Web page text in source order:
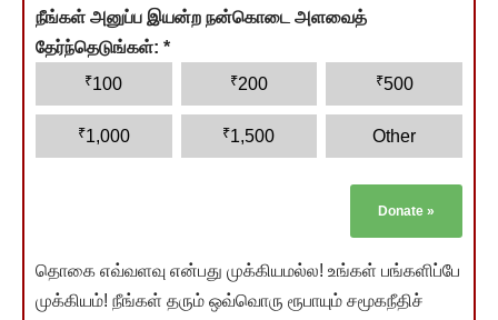
நீங்கள் அனுப்ப இயன்ற நன்கொடை அளவைத்
தேர்ந்தெடுங்கள்: *
₹100 ₹200 ₹500
₹1,000 ₹1,500 Other
Donate »
தொகை எவ்வளவு என்பது முக்கியமல்ல! உங்கள் பங்களிப்பே
முக்கியம்! நீங்கள் தரும் ஒவ்வொரு ரூபாயும் சமூகநீதிச்